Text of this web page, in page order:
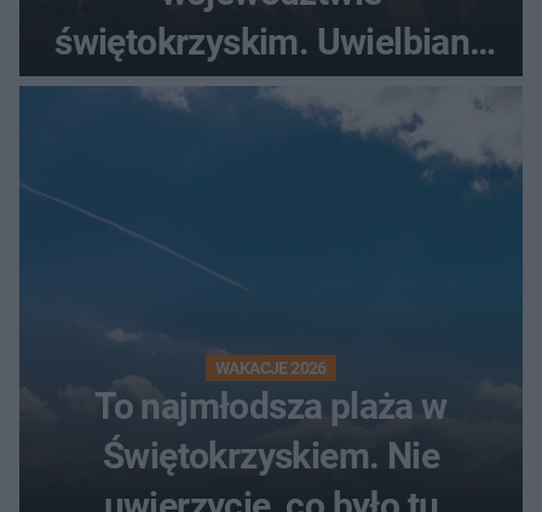
świętokrzyskim. Uwielbiany
przez wędkarzy i turystów
WAKACJE 2026
To najmłodsza plaża w
Świętokrzyskiem. Nie